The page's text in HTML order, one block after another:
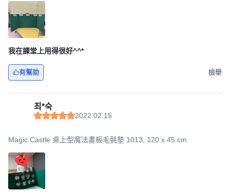
我在課堂上用得很好^^*
有幫助 檢舉
최*숙
2022.02.15
Magic Castle 桌上型魔法畫板毛氈墊 1013, 120 x 45 cm